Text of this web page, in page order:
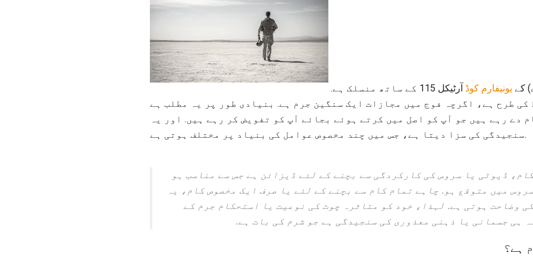
کے یونیفارم کوڈ
آرٹیکل 115 کے ساتھ منسلک ہے.
طرح ہے، اگرچہ فوج میں مجازات ایک سنگین جرم ہے. بنیادی طور پر یہ مطلب ہے
دے رہے ہیں جو آپ کو اصل میں کرتے ہوئے بجائے آپ کو تفویض کر رہے ہیں. اور یہ
سنجیدگی کی سزا دیتا ہے، جس میں چند مخصوص عوامل کی بنیاد پر مختلف ہوتی ہے.
ڈیوٹی یا سروس کی کارکردگی سے بچنے کے لئے ڈیزائن ہے جس سے مناسب ہو
میں متوقع ہو. چاہے تمام کام سے بچنے کے لئے یا صرف ایک مخصوص کام، یہ
وضاحت ہوتی ہے. لہذا، خود کو متاثرہ چوٹ کی نوعیت یا استحکام جرم کے
ہی جسمانی یا ذہنی معذوری کی سنجیدگی ہے جو شرم کی بات ہے.
ہے؟